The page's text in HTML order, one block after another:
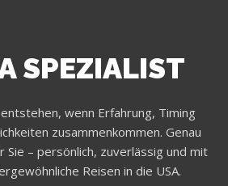
SPEZIALIST
wenn Erfahrung, Timing
zusammenkommen. Genau
– persönlich, zuverlässig und mit
Reisen in die USA.